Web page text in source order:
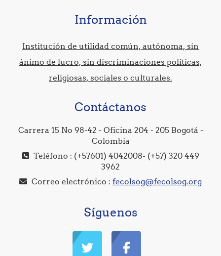
Información
Institución de utilidad común, autónoma, sin
ánimo de lucro, sin discriminaciones políticas,
religiosas, sociales o culturales.
Contáctanos
Carrera 15 No 98-42 - Oficina 204 - 205 Bogotá -
Colombia
Teléfono : (+57601) 4042008- (+57) 320 449
3962
Correo electrónico : fecolsog@fecolsog.org
Síguenos